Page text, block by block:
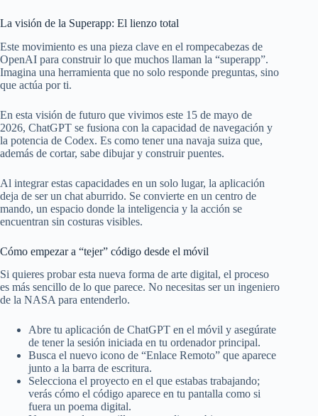
La visión de la Superapp: El lienzo total
Este movimiento es una pieza clave en el rompecabezas de
OpenAI para construir lo que muchos llaman la “superapp”.
Imagina una herramienta que no solo responde preguntas, sino
que actúa por ti.
En esta visión de futuro que vivimos este 15 de mayo de
2026, ChatGPT se fusiona con la capacidad de navegación y
la potencia de Codex. Es como tener una navaja suiza que,
además de cortar, sabe dibujar y construir puentes.
Al integrar estas capacidades en un solo lugar, la aplicación
deja de ser un chat aburrido. Se convierte en un centro de
mando, un espacio donde la inteligencia y la acción se
encuentran sin costuras visibles.
Cómo empezar a “tejer” código desde el móvil
Si quieres probar esta nueva forma de arte digital, el proceso
es más sencillo de lo que parece. No necesitas ser un ingeniero
de la NASA para entenderlo.
Abre tu aplicación de ChatGPT en el móvil y asegúrate
de tener la sesión iniciada en tu ordenador principal.
Busca el nuevo icono de “Enlace Remoto” que aparece
junto a la barra de escritura.
Selecciona el proyecto en el que estabas trabajando;
verás cómo el código aparece en tu pantalla como si
fuera un poema digital.